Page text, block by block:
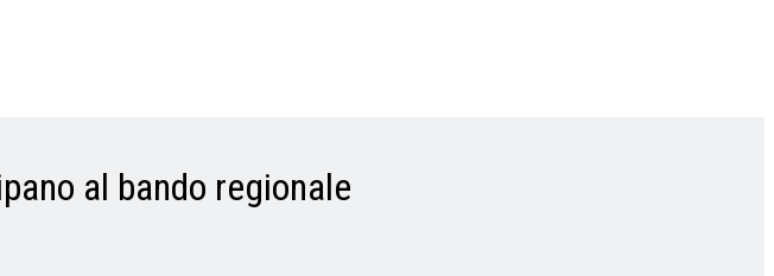
al bando regionale